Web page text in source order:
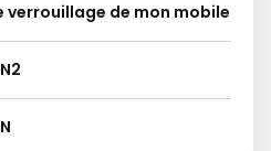
verrouillage de mon mobile